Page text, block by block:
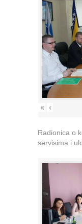
« ‹
Radionica o
servisima i